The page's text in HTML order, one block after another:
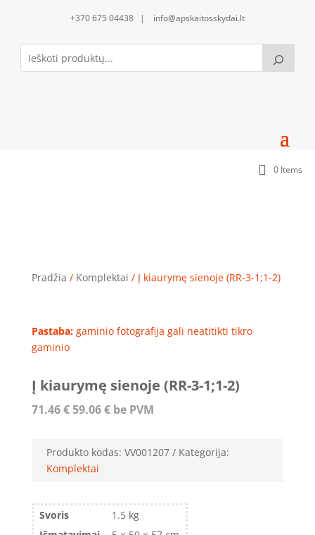
+370 675 04438 | info@apskaitosskydai.lt
0 Items
Pradžia / Komplektai / Į kiaurymę sienoje (RR-3-1;1-2)
Pastaba:gaminio fotografija gali neatitikti tikro
gaminio
Į kiaurymę sienoje (RR-3-1;1-2)
71.46€ 59.06€be PVM
Produkto kodas: VV001207
Kategorija:
Komplektai
Svoris
1.5 kg